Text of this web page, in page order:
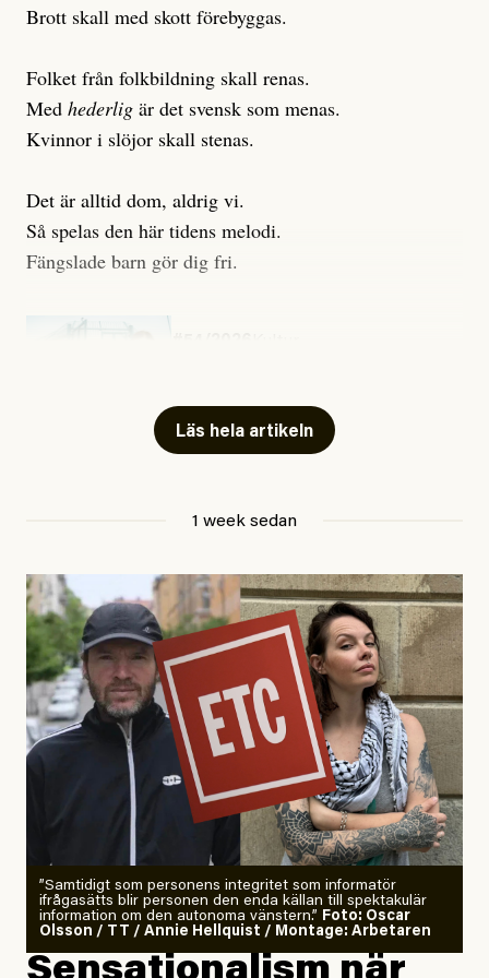
Brott skall med skott förebyggas.
Folket från folkbildning skall renas.
Med hederlig är det svensk som menas.
Kvinnor i slöjor skall stenas.
Det är alltid dom, aldrig vi.
Så spelas den här tidens melodi.
Fängslade barn gör dig fri.
Läs hela artikeln
1 week sedan
”Samtidigt som personens integritet som informatör
ifrågasätts blir personen den enda källan till spektakulär
information om den autonoma vänstern.” Foto: Oscar
Olsson / TT / Annie Hellquist / Montage: Arbetaren